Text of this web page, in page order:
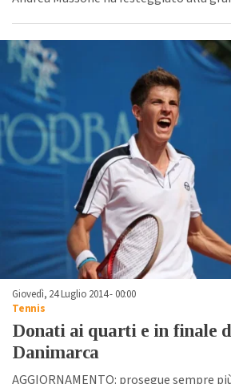
Giovedì, 24 Luglio 2014 - 00:00
Tennis
Donati ai quarti e in finale
Danimarca
AGGIORNAMENTO: prosegue sempre